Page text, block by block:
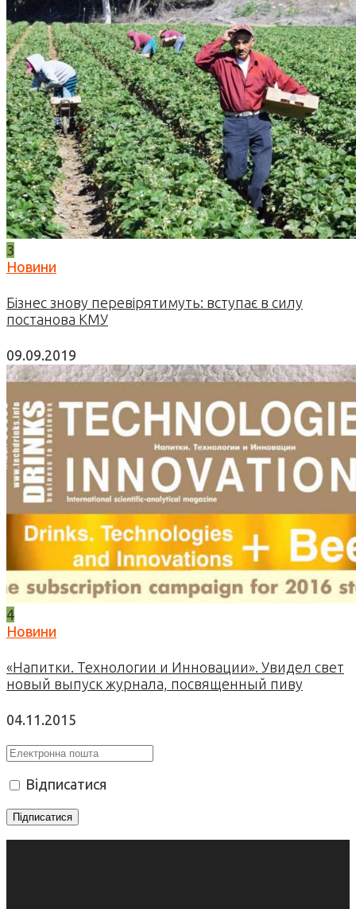
3
Новини
Бізнес знову перевірятимуть: вступає в силу
постанова КМУ
09.09.2019
4
Новини
«Напитки. Технологии и Инновации». Увидел свет
новый выпуск журнала, посвященный пиву
04.11.2015
Відписатися